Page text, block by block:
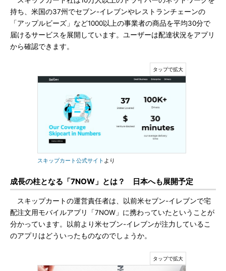
持ち、米国の37州でセブン-イレブンやレストランチェーンの
「アップルビーズ」など1000以上の事業者の商品を平均30分で
届けるサービスを展開しています。ユーザーは配達状況をアプリ
から確認できます。
スキップカート公式サイト より
成長の柱となる「7NOW」とは？ 日本へも展開予定
スキップカートの運営責任者は、以前米セブン-イレブンで宅
配注文用モバイルアプリ「7NOW」に携わっていたということが
分かっています。以前より米セブン-イレブンが注力しているこ
のアプリはどういったものなのでしょうか。